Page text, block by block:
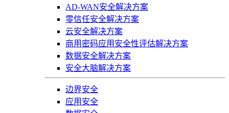
AD-WAN安全解决方案
零信任安全解决方案
云安全解决方案
商用密码应用安全性评估解决方案
数据安全解决方案
安全大脑解决方案
边界安全
应用安全